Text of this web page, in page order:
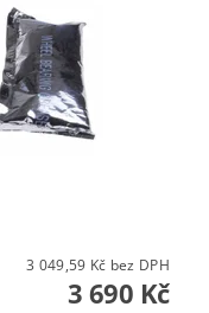
3 049,59 Kč bez DPH
3 690 Kč